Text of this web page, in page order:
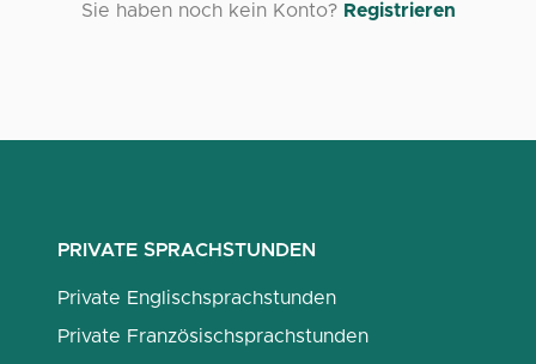
Sie haben noch kein Konto? Registrieren
PRIVATE SPRACHSTUNDEN
Private Englischsprachstunden
Private Französischsprachstunden